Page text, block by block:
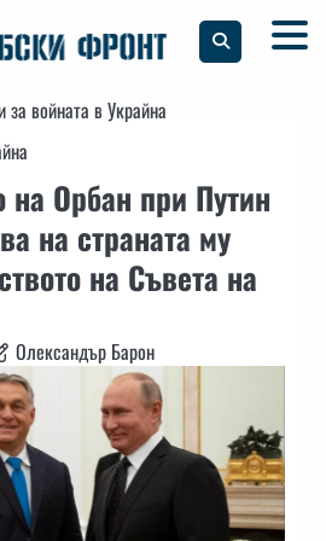
за войната в Украйна
на Орбан при Путин
на страната му
на Съвета на
Олександър Барон